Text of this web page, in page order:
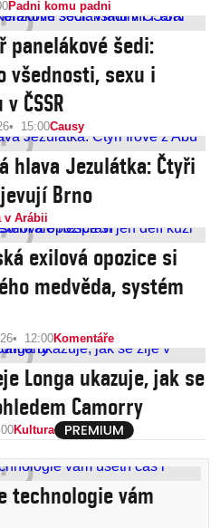
Padni komu padni
panelákové šedi:
všednosti, sexu i
ČSSR
15:00Causy
hlava Jezulátka: Čtyři
Brno
v Arábii
exilová opozice si
medvěda, systém
12:00Komentáře
Longa ukazuje, jak se
Camorry
Kultura
technologie vám